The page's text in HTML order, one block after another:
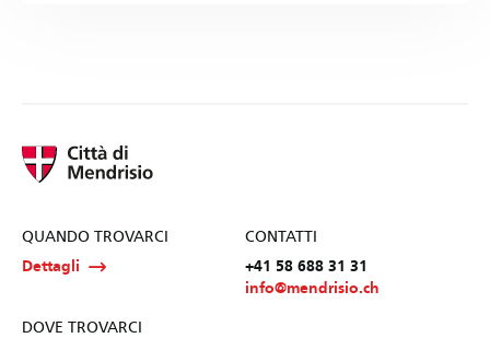
QUANDO TROVARCI
Dettagli
CONTATTI
+41 58 688 31 31
info@mendrisio.ch
DOVE TROVARCI